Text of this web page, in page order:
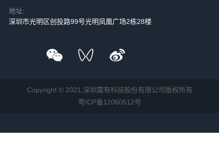
地址:
深圳市光明区创投路99号光明凤凰广场2栋28楼
Copyright © 2021.深圳震有科技股份有限公司版权所有
粤ICP备12060512号